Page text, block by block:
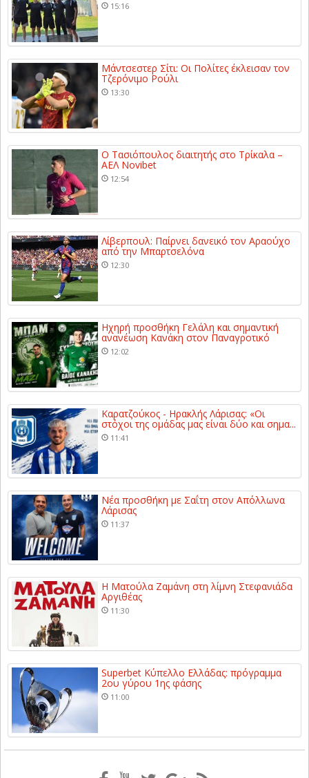
15:16
Μάντσεστερ Σίτι: Οι Πολίτες έκλεισαν τον
Τζερόνιμο Ρούλι
13:30
Ο Τασιόπουλος διαιτητής στο Τρίκαλα –
ΑΕΛ Novibet
12:54
Λίβερπουλ: Παίρνει δανεικό τον Αραούχο
από την Μπαρτσελόνα
12:30
Ηχηρή προσθήκη Γελάλη και σημαντική
ανανέωση Κανάκη στον Παναγροτικό
12:02
Καρατζούκος - Ηρακλής Λάρισας: «Οι
στόχοι της ομάδας μας είναι δύο και σημα...
11:41
Νέα προσθήκη με Σαΐτη στον Απόλλωνα
Λάρισας
11:37
Η Ματούλα Ζαμάνη στη λίμνη Στεφανιάδα
Αργιθέας
11:30
Superbet Κύπελλο Ελλάδας: πρόγραμμα
2ου γύρου 1ης φάσης
11:00